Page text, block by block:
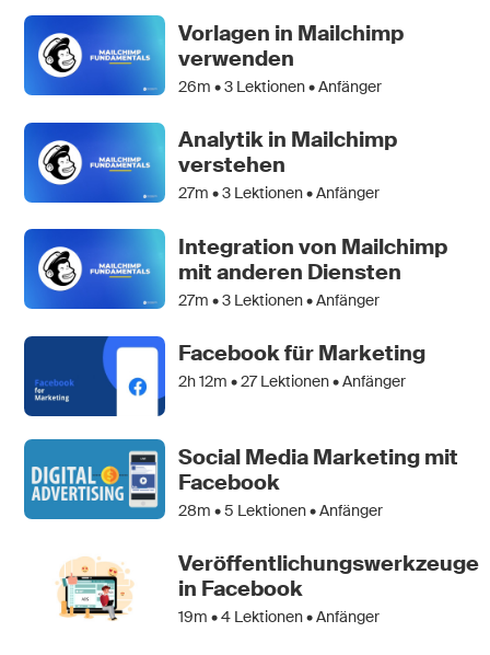
Vorlagen in Mailchimp
verwenden
26m •3 Lektionen • Anfänger
Analytik in Mailchimp
verstehen
27m •3 Lektionen • Anfänger
Integration von Mailchimp
mit anderen Diensten
27m •3 Lektionen • Anfänger
Facebook für Marketing
2h 12m •27Lektionen • Anfänger
Social Media Marketing mit
Facebook
28m •5 Lektionen • Anfänger
Veröffentlichungswerkzeuge
in Facebook
19m •4 Lektionen • Anfänger